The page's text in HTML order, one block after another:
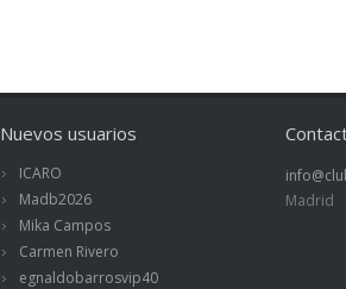
Nuevos usuarios
ICARO
Madb2026
Mika Campos
Carmen Rivero
egnaldobarrosvip40
Madrid